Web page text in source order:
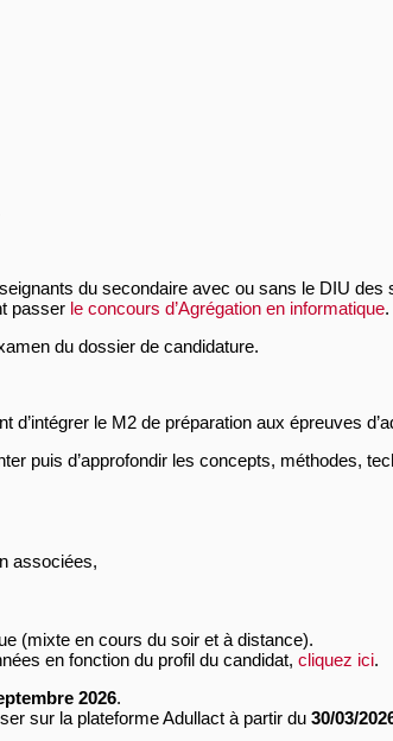
du secondaire avec ou sans le DIU
passer le concours d’Agrégation en informatique.
du dossier de candidature.
le M2 de préparation aux épreuves
puis d’approfondir les concepts, méthodes,
associées,
(mixte en cours du soir et à distance).
en fonction du profil du candidat, cliquez ici.
2026.
sur la plateforme Adullact à partir du 30/03/